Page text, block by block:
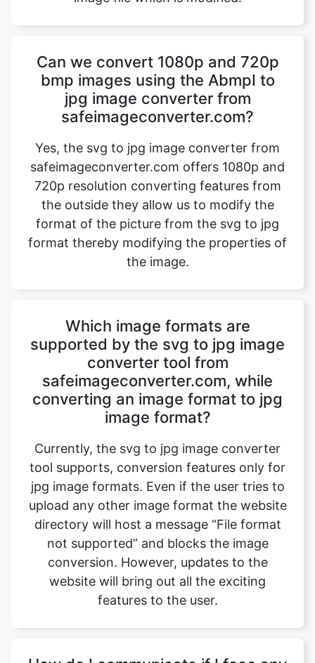
safeimageconverter.com?
Yes, the svg to jpg image converter from
safeimageconverter.com offers 1080p and
720p resolution converting features from
the outside they allow us to modify the
format of the picture from the svg to jpg
format thereby modifying the properties of
the image.
Which image formats are
safeimageconverter.com, while
converting an image format to jpg
image format?
Currently, the svg to jpg image converter
tool supports, conversion features only for
jpg image formats. Even if the user tries to
upload any other image format the website
directory will host a message “File format
not supported” and blocks the image
conversion. However, updates to the
website will bring out all the exciting
features to the user.
How do I communicate if I face any